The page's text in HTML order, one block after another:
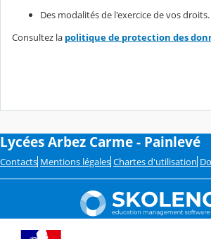
Des modalités de l'exercice de vos droits.
Consultez la politique de protection des
Lycées Arbez Carme - Painlevé
Contacts Mentions légales Chartes d'utilisation